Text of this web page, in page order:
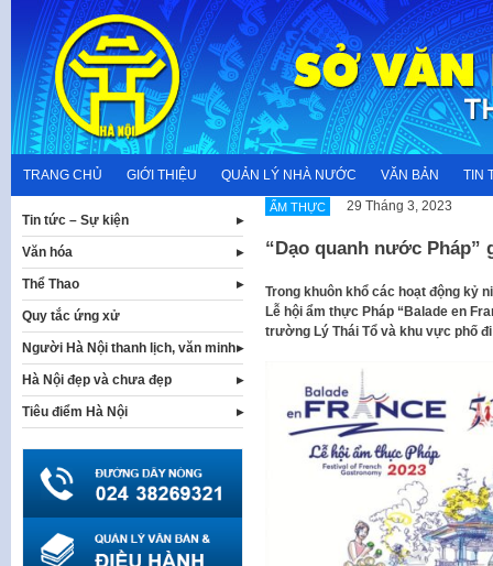
content
TRANG CHỦ GIỚI THIỆU QUẢN LÝ NHÀ NƯỚC VĂN BẢN TIN
ẨM THỰC 29 Tháng 3, 2023
“Dạo quanh nước Pháp”
Trong khuôn khổ các hoạt động kỷ
Lễ hội ẩm thực Pháp “Balade en
trường Lý Thái Tổ và khu vực phố
Tin tức – Sự kiện
Văn hóa
Thể Thao
Quy tắc ứng xử
Người Hà Nội thanh lịch, văn minh
Hà Nội đẹp và chưa đẹp
Tiêu điểm Hà Nội